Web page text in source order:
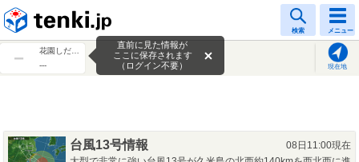
検索 メニュー
---
現在地
直前に見た情報が
ここに保存されます
（ログイン不要）
台風13号情報
08日11:00現在